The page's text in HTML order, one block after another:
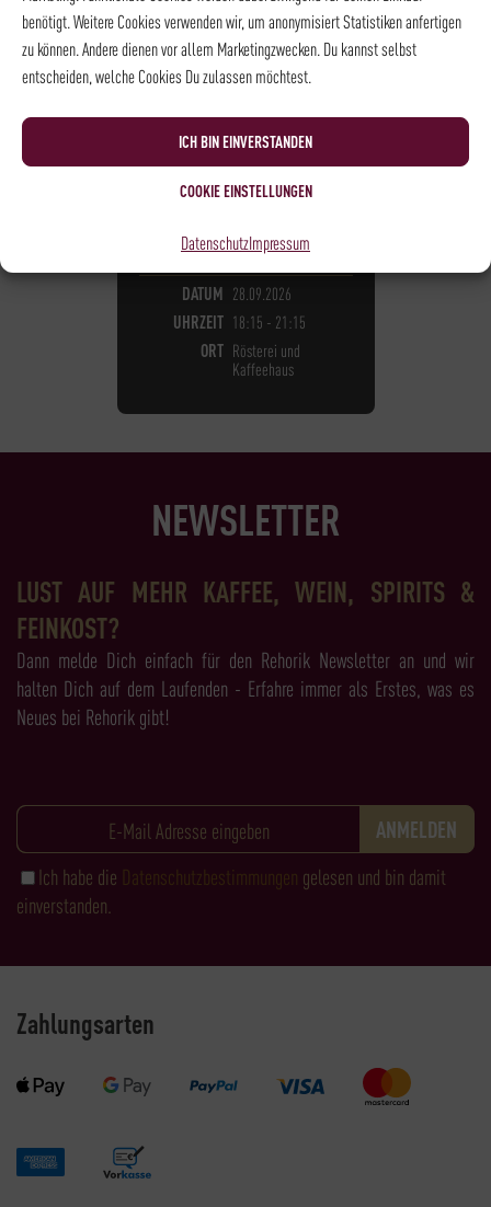
benötigt. Weitere Cookies verwenden wir, um anonymisiert Statistiken anfertigen
zu können. Andere dienen vor allem Marketingzwecken. Du kannst selbst
entscheiden, welche Cookies Du zulassen möchtest.
ICH BIN EINVERSTANDEN
COOKIE EINSTELLUNGEN
DatenschutzImpressum
KAFFEE - BARISTA LEVEL I
BARISTA LEVEL I
105,00€*
NOCH10PLÄTZE VERFÜGBAR
DATUM 28.09.2026
UHRZEIT 18:15 - 21:15
ORT Rösterei und
Kaffeehaus
NEWSLETTER
LUST AUF MEHR KAFFEE, WEIN, SPIRITS &
FEINKOST?
Dann melde Dich einfach für den Rehorik Newsletter an und wir
halten Dich auf dem Laufenden - Erfahre immer als Erstes, was es
Neues bei Rehorik gibt!
Ich habe die Datenschutzbestimmungen gelesen und bin damit
einverstanden.
Zahlungsarten